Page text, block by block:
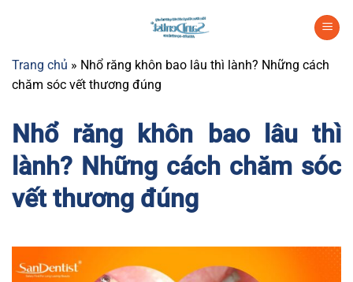
dungTrang chủ » Nhổ răng khôn bao lâu thì lành? Những cách
chăm sóc vết thương đúng
Nhổ răng khôn bao lâu thì
lành? Những cách chăm sóc
vết thương đúng